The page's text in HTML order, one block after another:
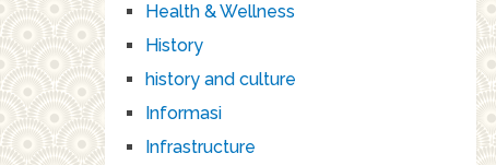
Health & Wellness
History
history and culture
Informasi
Infrastructure